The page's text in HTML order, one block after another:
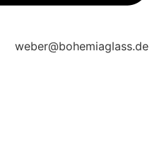
weber@bohemiaglass.de